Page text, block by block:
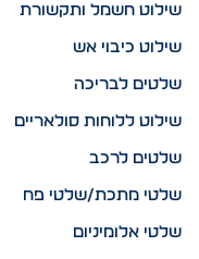
שילוט חשמל ותקשורת
שילוט כיבוי אש
שלטים לבריכה
שילוט ללוחות סולאריים
שלטים לרכב
שלטי מתכת/שלטי פח
שלטי אלומיניום